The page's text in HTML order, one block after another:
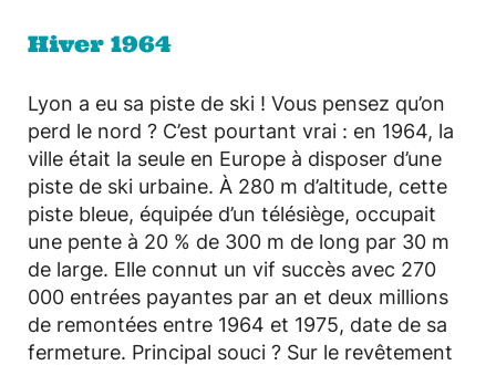
Hiver 1964
Lyon a eu sa piste de ski ! Vous pensez qu’on
perd le nord ? C’est pourtant vrai : en 1964, la
ville était la seule en Europe à disposer d’une
piste de ski urbaine. À 280 m d’altitude, cette
piste bleue, équipée d’un télésiège, occupait
une pente à 20 % de 300 m de long par 30 m
de large. Elle connut un vif succès avec 270
000 entrées payantes par an et deux millions
de remontées entre 1964 et 1975, date de sa
fermeture. Principal souci ? Sur le revêtement